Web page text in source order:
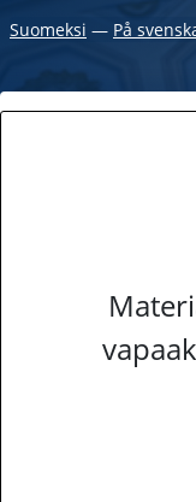
Suomeksi ― På